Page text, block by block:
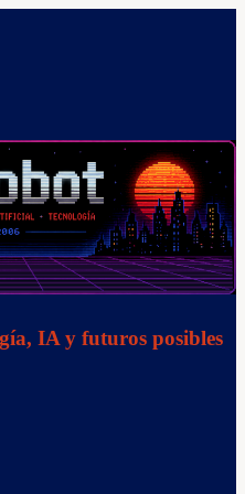
IA y futuros posibles